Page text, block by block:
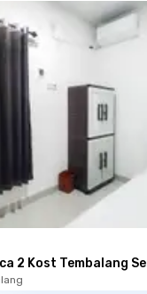
2 Kost Tembalang